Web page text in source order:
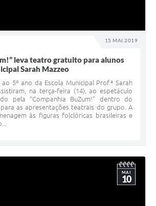
15 MAI 2019
leva teatro gratuito para alunos
Sarah Mazzeo
5º ano da Escola Municipal Prof.ª Sarah
na terça-feira (14), ao espetáculo
pela “Companhia BuZum!” dentro do
as apresentações teatrais do grupo. A
às figuras folclóricas brasileiras e
MAI
10